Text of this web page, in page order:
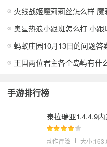
火线战姬魔莉莉丝怎么样 魔
奥星热浪小跟班怎么打 小跟
手游排行榜
泰拉瑞亚1.4.4.9
动作冒险 大小